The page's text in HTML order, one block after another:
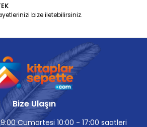
bize iletebilirsiniz.
Bize Ulaşın
Cumartesi 10:00 - 17:00 saatleri